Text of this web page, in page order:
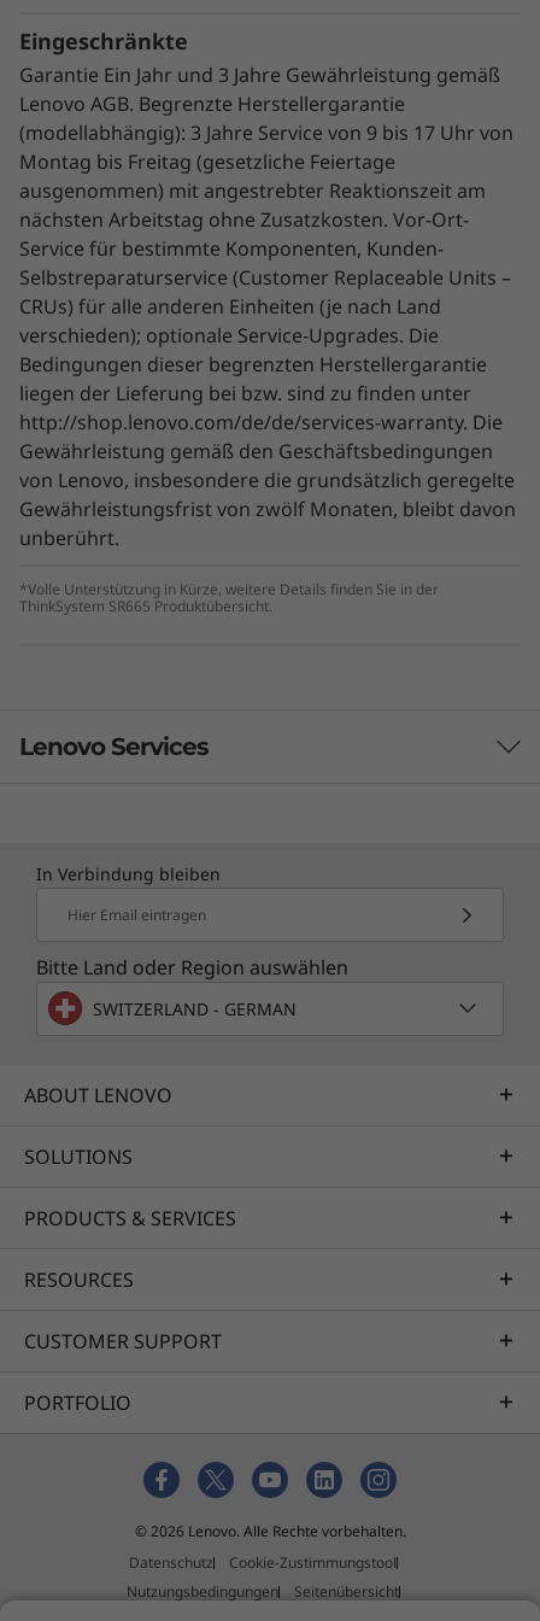
Innovative Verwaltung
Der ThinkSystem SR665 nutzt eine
Kombination ausLenovo XClarity
Management,ThinkShield
Sicherheitsfunktionen und Lenovo Services,
um die Bereitstellung, Verwaltung und
Wartung des Systems so einfach und sicher
wie möglich zu gestalten.
XClarity Controller verwendet eine eigene, in
das System integrierte Management-Engine,
die zusammen mit XClarity Administrator eine
datengestützte, zentrale Übersicht über den
Betrieb im Rechenzentrum liefert.
Eingeschränkte
Garantie Ein Jahr und 3 Jahre Gewährleistung gemäß
Lenovo AGB. Begrenzte Herstellergarantie
(modellabhängig): 3 Jahre Service von 9 bis 17 Uhr von
Montag bis Freitag (gesetzliche Feiertage
ausgenommen) mit angestrebter Reaktionszeit am
nächsten Arbeitstag ohne Zusatzkosten. Vor-Ort-
Service für bestimmte Komponenten, Kunden-
Selbstreparaturservice (Customer Replaceable Units –
CRUs) für alle anderen Einheiten (je nach Land
verschieden); optionale Service-Upgrades. Die
Bedingungen dieser begrenzten Herstellergarantie
liegen der Lieferung bei bzw. sind zu finden unter
http://shop.lenovo.com/de/de/services-warranty. Die
Gewährleistung gemäß den Geschäftsbedingungen
von Lenovo, insbesondere die grundsätzlich geregelte
Gewährleistungsfrist von zwölf Monaten, bleibt davon
unberührt.
*Volle Unterstützung in Kürze, weitere Details finden Sie in der
ThinkSystem SR665 Produktübersicht.
Lenovo Services
Lenovo TruScale bietet ein Cloud-ähnliches As-a-
Service-Erlebnis mit Sicherheit und Kontrolle vor Ort.
Es lässt sich ganz einfach skalieren und bietet Ihnen
die gesamte Leistung und die strategischen Vorteile
der neuesten Rechenzentrums-Hardware über ein Pay-
as-you-go-Geschäftsmodell.
Professional Services
aktuellen Zustand zu Ihrem gewünschten Ziel zu
Architektur, die Hardwareinstallation, die
Ansatz beschleunigt Ihre Zeit bis zur Produktivität und
Managed Services
Ihres Unternehmens können Leistungen optimiert
sowie Ausfallzeiten begrenzt werden und
In Verbindung bleiben
Hier Email eintragen
Bitte Land oder Region auswählen
SWITZERLAND - GERMAN
ABOUT LENOVO
SOLUTIONS
PRODUCTS & SERVICES
RESOURCES
CUSTOMER SUPPORT
PORTFOLIO
© 2026 Lenovo. Alle Rechte vorbehalten.
Datenschutz
Cookie-Zustimmungstool
Nutzungsbedingungen
Seitenübersicht